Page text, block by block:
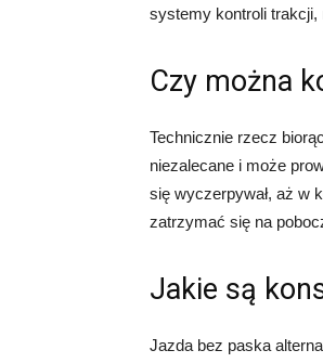
systemy kontroli trakcji,
Czy można
Technicznie rzecz
niezalecane i może
się wyczerpywał, aż w
zatrzymać się na
Jakie są
Jazda bez paska